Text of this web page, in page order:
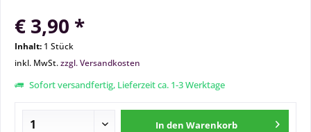
€ 3,90 *
Inhalt: 1 Stück
inkl. MwSt.zzgl. Versandkosten
Sofort versandfertig, Lieferzeit ca. 1-3 Werktage
In den Warenkorb